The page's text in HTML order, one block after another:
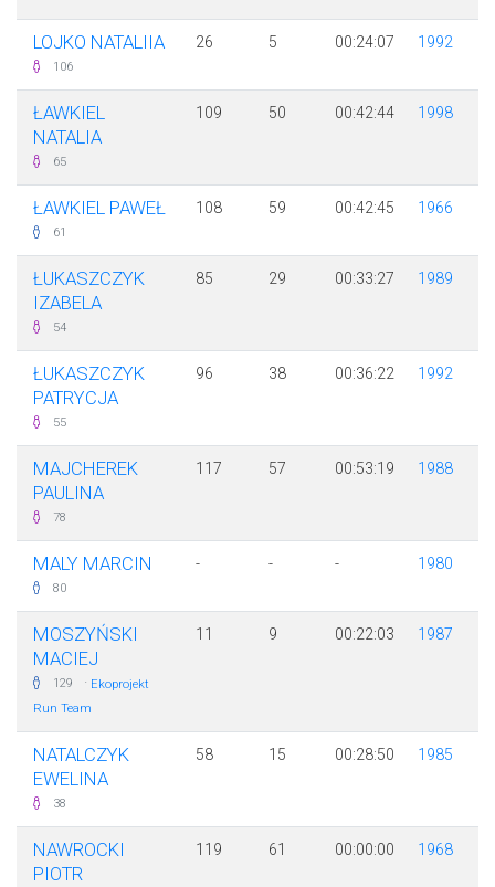
LOJKO NATALIIA
106
26 5 00:24:07 1992
ŁAWKIEL
NATALIA
65
109 50 00:42:44 1998
ŁAWKIEL PAWEŁ
61
108 59 00:42:45 1966
ŁUKASZCZYK
IZABELA
54
85 29 00:33:27 1989
ŁUKASZCZYK
PATRYCJA
55
96 38 00:36:22 1992
MAJCHEREK
PAULINA
78
117 57 00:53:19 1988
MALY MARCIN
80
- - - 1980
MOSZYŃSKI
MACIEJ
129 · Ekoprojekt
Run Team
11 9 00:22:03 1987
NATALCZYK
EWELINA
38
58 15 00:28:50 1985
NAWROCKI
PIOTR
119 61 00:00:00 1968